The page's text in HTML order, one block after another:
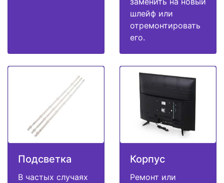
шлейф или
отремонтировать
его.
Подсветка
В частых случаях
Корпус
Ремонт или